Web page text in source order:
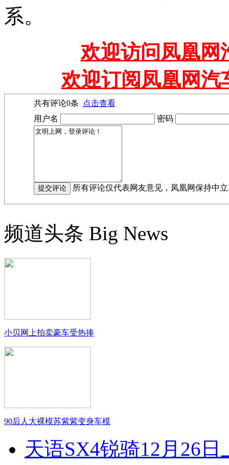
系。
欢迎访问凤凰网
欢迎订阅凤凰网汽
共有评论0条
点击查看
用户名
密码
所有评论仅代表网友意见，凤凰网保持中
频道头条 Big News
小贝网上拍卖豪车受热捧
90后人大裸模苏紫紫变身车模
天语SX4锐骑12月26